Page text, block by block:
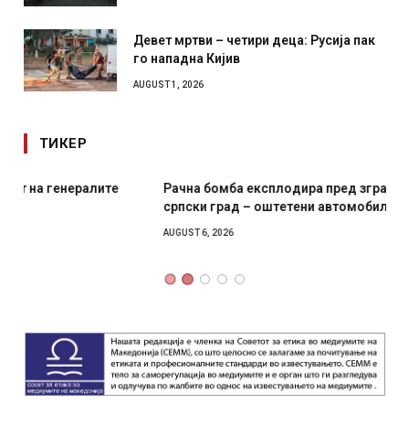
Девет мртви – четири деца: Русија пак
го нападна Кијив
AUGUST 1, 2026
ТИКЕР
Рачна бомба експлодира пред зграда во главниот
српски град – оштетени автомобили и локали